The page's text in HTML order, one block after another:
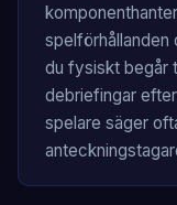
spelförhållanden
du fysiskt begår
debriefingar
spelare säger